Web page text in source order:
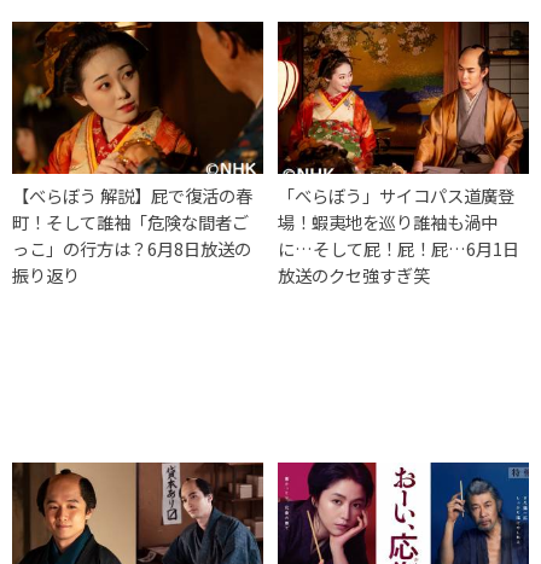
【べらぼう 解説】屁で復活の春
町！そして誰袖「危険な間者ご
っこ」の行方は？6月8日放送の
振り返り
「べらぼう」サイコパス道廣登
場！蝦夷地を巡り誰袖も渦中
に…そして屁！屁！屁…6月1日
放送のクセ強すぎ笑